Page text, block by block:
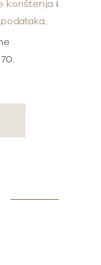
korištenja i
.